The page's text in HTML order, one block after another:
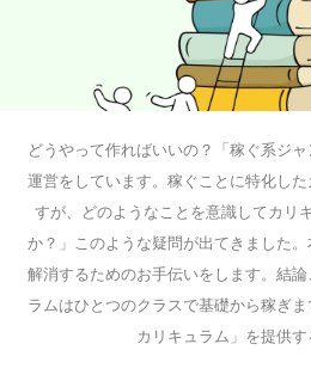
どうやって作ればいいの？「稼ぐ系ジ
運営をしています。稼ぐことに特化し
すが、どのようなことを意識してカリ
か？」このような疑問が出てきました
解消するためのお手伝いをします。結
ラムはひとつのクラスで基礎から稼ぎ
カリキュラム」を提供す